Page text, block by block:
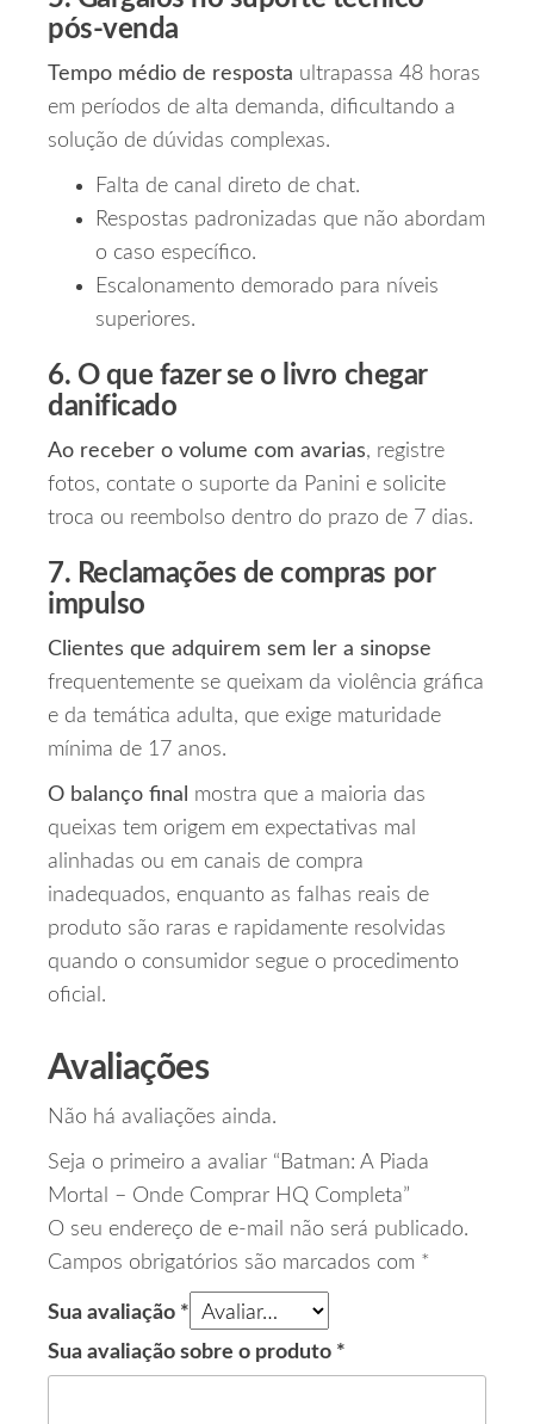
pós‑venda
Tempo médio de resposta ultrapassa 48 horas
em períodos de alta demanda, dificultando a
solução de dúvidas complexas.
Falta de canal direto de chat.
Respostas padronizadas que não abordam
o caso específico.
Escalonamento demorado para níveis
superiores.
6. O que fazer se o livro chegar
danificado
Ao receber o volume com avarias, registre
fotos, contate o suporte da Panini e solicite
troca ou reembolso dentro do prazo de 7 dias.
7. Reclamações de compras por
impulso
Clientes que adquirem sem ler a sinopse
frequentemente se queixam da violência gráfica
e da temática adulta, que exige maturidade
mínima de 17 anos.
O balanço final
mostra que a maioria das
queixas tem origem em expectativas mal
alinhadas ou em canais de compra
inadequados, enquanto as falhas reais de
produto são raras e rapidamente resolvidas
quando o consumidor segue o procedimento
oficial.
Avaliações
Não há avaliações ainda.
Seja o primeiro a avaliar “Batman: A Piada
Mortal – Onde Comprar HQ Completa”
O seu endereço de e-mail não será publicado.
Campos obrigatórios são marcados com *
Sua avaliação *
Sua avaliação sobre o produto *